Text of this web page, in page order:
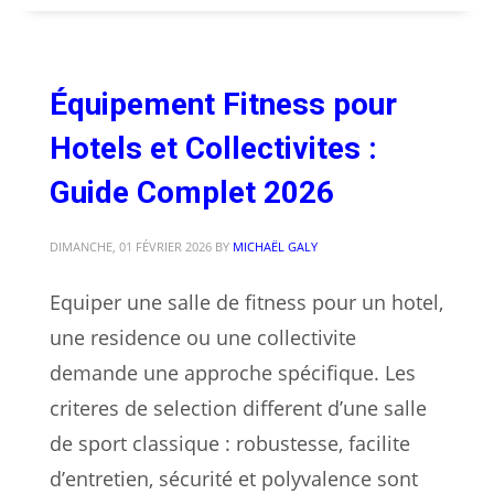
Équipement Fitness pour
Hotels et Collectivites :
Guide Complet 2026
DIMANCHE, 01 FÉVRIER 2026 BY MICHAËL GALY
Equiper une salle de fitness pour un hotel,
une residence ou une collectivite
demande une approche spécifique. Les
criteres de selection different d’une salle
de sport classique : robustesse, facilite
d’entretien, sécurité et polyvalence sont